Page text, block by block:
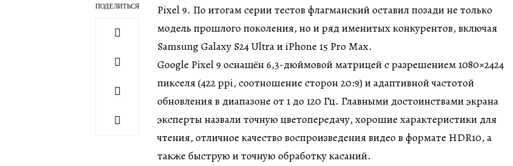
ПОДЕЛИТЬСЯ
Pixel 9. По итогам серии тестов флагманский оставил позади не только
модель прошлого поколения, но и ряд именитых конкурентов, включая
Samsung Galaxy S24 Ultra и iPhone 15 Pro Max.
Google Pixel 9 оснащён 6,3-дюймовой матрицей с разрешением 1080×2424
пикселя (422 ppi, соотношение сторон 20:9) и адаптивной частотой
обновления в диапазоне от 1 до 120 Гц. Главными достоинствами экрана
эксперты назвали точную цветопередачу, хорошие характеристики для
чтения, отличное качество воспроизведения видео в формате HDR10, а
также быструю и точную обработку касаний.